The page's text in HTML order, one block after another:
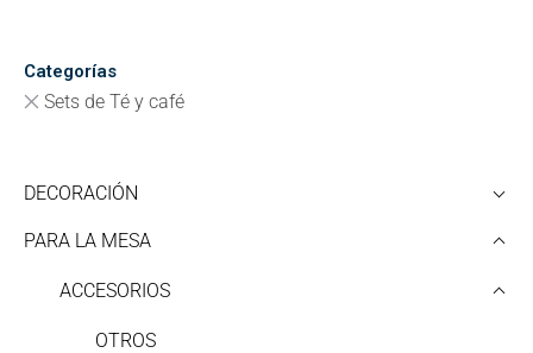
Categorías
Sets de Té y café
DECORACIÓN
PARA LA MESA
ACCESORIOS
OTROS